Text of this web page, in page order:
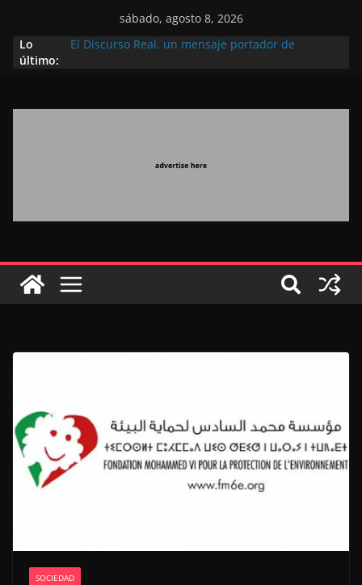
sábado, agosto 8, 2026
Lo
último:
El Discurso Real, un mensaje portador de
Extranjero: al servicio de los grandes proyectos de
Marruecos gracias a una visión estratégica
destinada a consolidar la posición de Marruecos
en una economía mundial competitiva (politólogo
marroquí-estadounidense)
SOCIEDAD